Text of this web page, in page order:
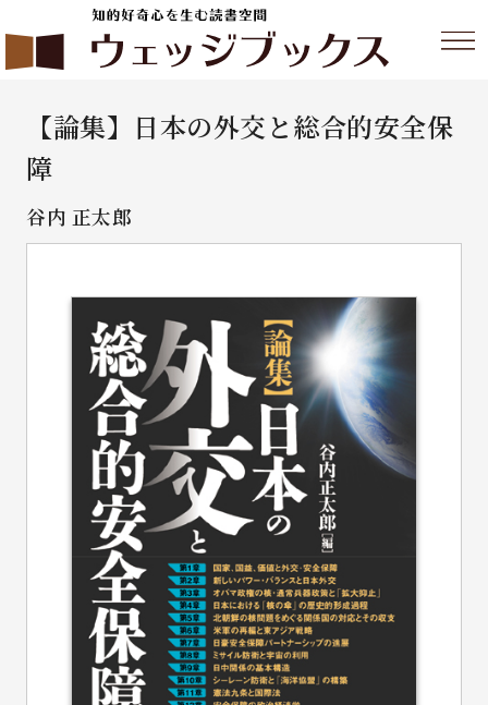
【論集】日本の外交と総合的安全保
障
谷内 正太郎